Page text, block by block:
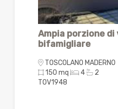
Ampia porzione di
bifamigliare
TOSCOLANO MADERNO
150 mq
4
2
TOV1948